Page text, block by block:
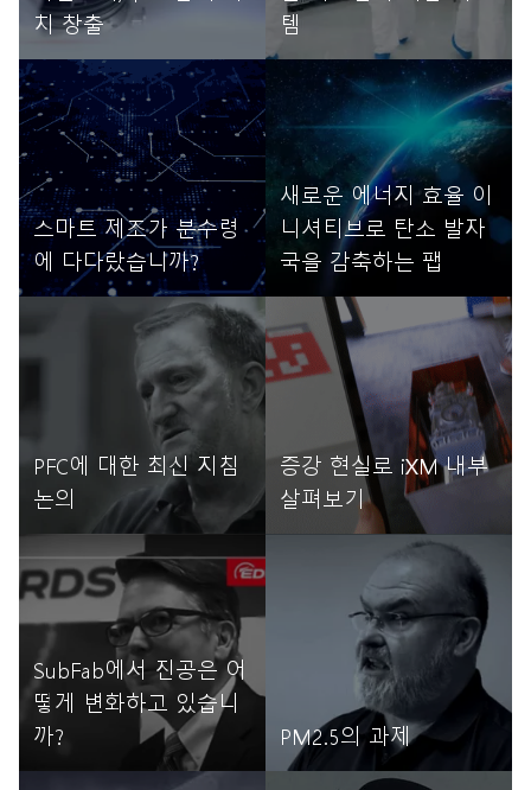
치 창출
자세히 읽기
템
자세히 읽기
스마트 제조가 분수령
에 다다랐습니까?
새로운 에너지 효율 이
니셔티브로 탄소 발자
국을 감축하는 팹
자세히 읽기
PFC에 대한 최신 지침
논의
자세히 읽기
증강 현실로 iXM 내부
살펴보기
SubFab에서 진공은 어
떻게 변화하고 있습니
까?
PM2.5의 과제